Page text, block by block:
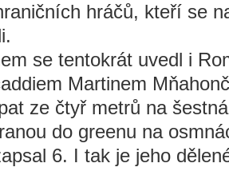
hráčů, kteří se
se tentokrát uvedl i
Martinem
ze čtyř metrů na
do greenu na
6. I tak je jeho